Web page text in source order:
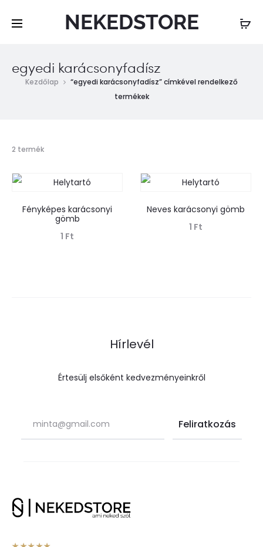
NEKEDSTORE
egyedi karácsonyfadísz
Kezdőlap
“egyedi karácsonyfadísz” címkével rendelkező
termékek
2 termékMind
találat
Fényképes karácsonyi
gömb
1 Ft
Neves karácsonyi gömb
1 Ft
Hírlevél
Értesülj elsőként kedvezményeinkről